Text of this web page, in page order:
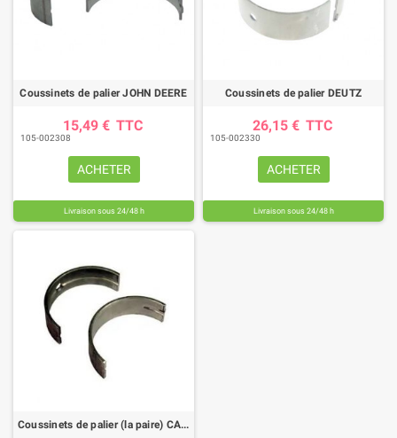
Coussinets de palier JOHN DEERE
15,49 € TTC
105-002308
ACHETER
Livraison sous 24/48 h
Coussinets de palier DEUTZ
26,15 € TTC
105-002330
ACHETER
Livraison sous 24/48 h
Coussinets de palier (la paire) CASE IH